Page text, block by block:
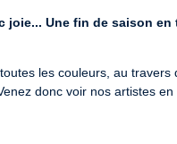
joie... Une fin de saison
les couleurs, au travers
donc voir nos artistes